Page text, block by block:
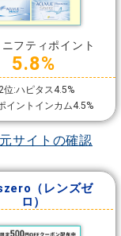
フティポイント
5.8%
位:ハピタス4.5%
イントインカム4.5%
サイトの確認
（レンズゼ
ロ）